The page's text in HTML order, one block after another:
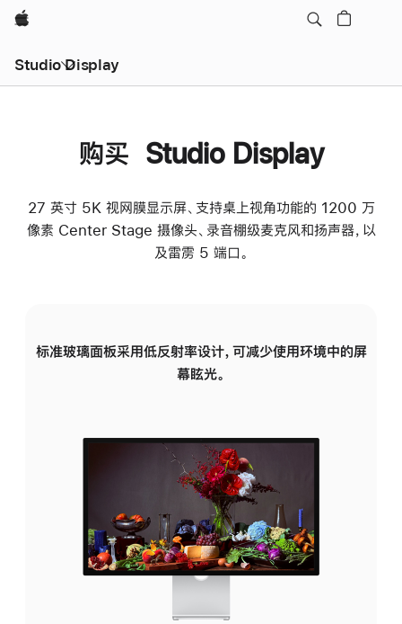
Apple
Studio Display
购买 Studio Display
27 英寸 5K 视网膜显示屏、支持桌上视角功能的 1200 万
像素 Center Stage 摄像头、录音棚级麦克风和扬声器，以
及雷雳 5 端口。
标准玻璃面板采用低反射率设计，可减少使用环境中的屏
幕眩光。